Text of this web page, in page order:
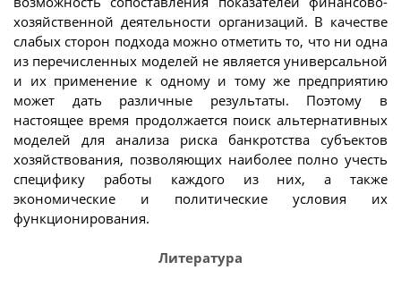
хозяйственной деятельности организаций. В качестве
слабых сторон подхода можно отметить то, что ни одна
из перечисленных моделей не является универсальной
и их применение к одному и тому же предприятию
может дать различные результаты. Поэтому в
настоящее время продолжается поиск альтернативных
моделей для анализа риска банкротства субъектов
хозяйствования, позволяющих наиболее полно учесть
специфику работы каждого из них, а также
экономические и политические условия их
функционирования.
Литература